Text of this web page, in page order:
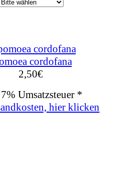
cordofana
2,50€
Umsatzsteuer *
hier klicken